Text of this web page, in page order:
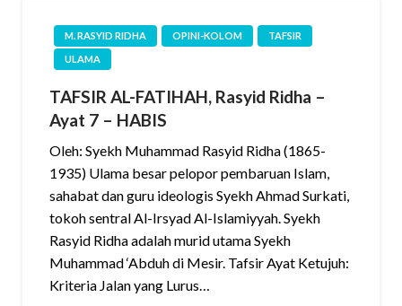
M. RASYID RIDHA OPINI-KOLOM
TAFSIR
ULAMA
TAFSIR AL-FATIHAH, Rasyid Ridha –
Ayat 7 – HABIS
Oleh: Syekh Muhammad Rasyid Ridha (1865-
1935) Ulama besar pelopor pembaruan Islam,
sahabat dan guru ideologis Syekh Ahmad Surkati,
tokoh sentral Al-Irsyad Al-Islamiyyah. Syekh
Rasyid Ridha adalah murid utama Syekh
Muhammad ‘Abduh di Mesir. Tafsir Ayat Ketujuh:
Kriteria Jalan yang Lurus…